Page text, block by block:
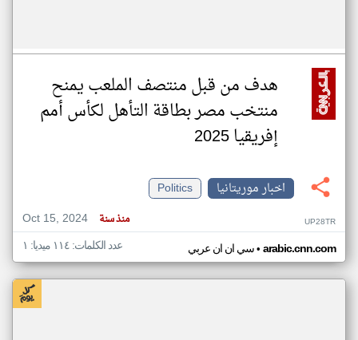
هدف من قبل منتصف الملعب يمنح
منتخب مصر بطاقة التأهل لكأس أمم
إفريقيا 2025
اخبار موريتانيا
Politics
Oct 15, 2024
منذ سنة UP28TR
سي ان ان عربي• arabic.cnn.com عدد الكلمات: ١١٤ ميديا: ١